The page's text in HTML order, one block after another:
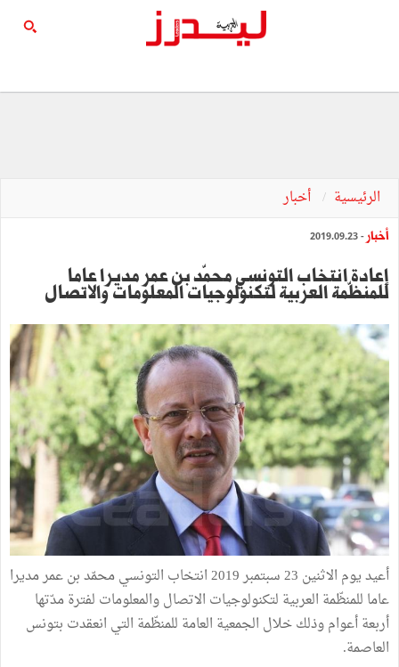
الرئيسية أخبار
أخبار - 2019.09.23
إعادة انتخاب التونسي محمّد بن عمر مديرا عاما
للمنظّمة العربية لتكنولوجيات المعلومات والاتصال
أعيد يوم الاثنين 23 سبتمبر 2019 انتخاب التونسي محمّد بن عمر مديرا
عاما للمنظّمة العربية لتكنولوجيات الاتصال والمعلومات لفترة مدّتها
أربعة أعوام وذلك خلال الجمعية العامة للمنظّمة التي انعقدت بتونس
العاصمة.